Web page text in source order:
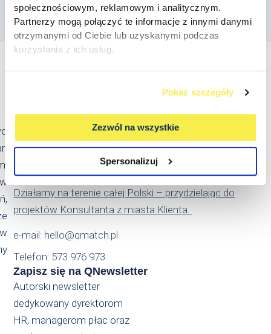
społecznościowym, reklamowym i analitycznym.
Partnerzy mogą połączyć te informacje z innymi danymi
otrzymanymi od Ciebie lub uzyskanymi podczas
korzystania z ich usług.
Pokaż szczegóły
Zezwól na wszystkie
Spersonalizuj
Qmatch Consulting Sp. z o.o.
Ul. Świeradowska 47
02-662 Warszawa
NIP: PL5214022869
Działamy na terenie całej Polski – przydzielając do
projektów Konsultanta z miasta Klienta.
e-mail: hello@qmatch.pl
Telefon: 573 976 973
Zapisz się na QNewsletter
Autorski newsletter
dedykowany dyrektorom
HR, managerom płac oraz